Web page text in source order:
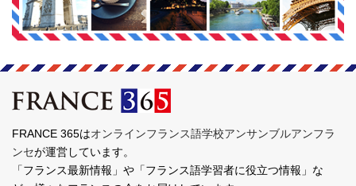
FRANCE 365はオンラインフランス語学校アンサンブルアンフラ
ンセが運営しています。
「フランス最新情報」や「フランス語学習者に役立つ情報」な